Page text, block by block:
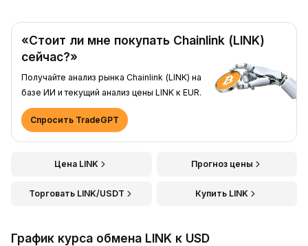
«Стоит ли мне покупать Chainlink (LINK)
сейчас?»
Получайте анализ рынка Chainlink (LINK) на
базе ИИ и текущий анализ цены LINK к EUR.
Спросить TradeGPT
Цена LINK Прогноз цены
Торговать LINK/USDT Купить LINK
График курса обмена LINK к USD